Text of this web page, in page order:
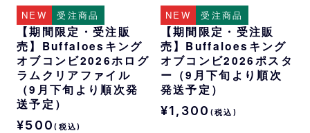
NEW 受注商品
【期間限定・受注販
売】Buffaloesキング
オブコンビ2026ホログ
ラムクリアファイル
（9月下旬より順次発
送予定）
¥500(税込)
NEW 受注商品
【期間限定・受注販
売】Buffaloesキング
オブコンビ2026ポスタ
ー（9月下旬より順次
発送予定）
¥1,300 (税込)